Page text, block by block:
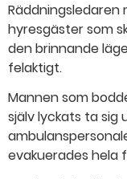
hyresgäster som
den brinnande
felaktigt.
Mannen som
själv lyckats ta
evakuerades hela